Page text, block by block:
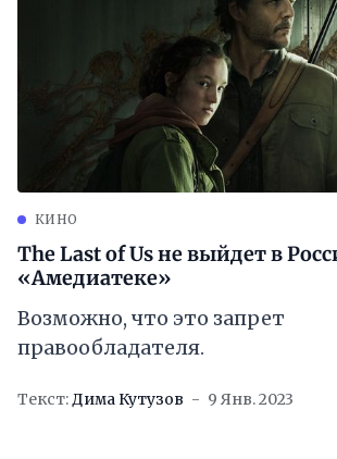
КИНО
The Last of Us не выйдет в
«Амедиатеке»
Возможно, что это запрет
правообладателя.
Текст:Дима Кутузов 9 Янв. 2023